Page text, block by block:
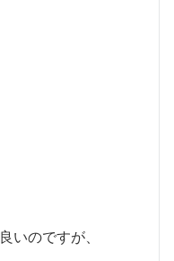
良いのですが、